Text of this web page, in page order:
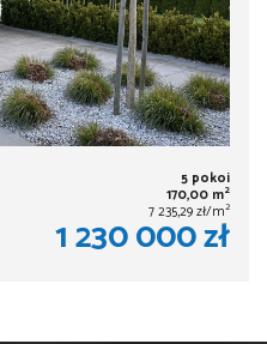
5 pokoi
170,00 m2
7 235,29 zł/m2
1 230 000 zł